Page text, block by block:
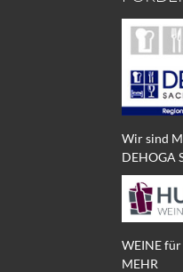
Wir sind
DEHOGA
WEINE für
MEHR